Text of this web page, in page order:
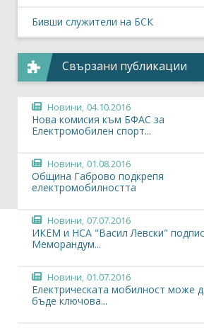
Бивши служители на БСК
Свързани публикации
Новини, 04.10.2016
Нова комисия към БФАС за
Електромобилен спорт...
Новини, 01.08.2016
Община Габрово подкрепя
електромобилността
Новини, 07.07.2016
ИКЕМ и НСА "Васил Левски"
Меморандум...
Новини, 01.07.2016
Електрическата мобилност може
бъде ключова...